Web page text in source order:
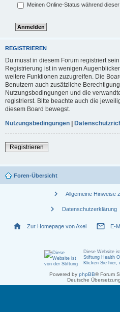
Meinen Online-Status während
REGISTRIEREN
Du musst in diesem Forum registriert
Registrierung ist in wenigen
weitere Funktionen zuzugreifen. Die
Benutzern auch zusätzliche
Nutzungsbedingungen und die
registrierst. Bitte beachte auch die
diesem Board bewegst.
Nutzungsbedingungen |
Registrieren
Foren-Übersicht
chevron_right Allgemeine Hinweise
chevron_right Datenschutzerklärung
home Zur Homepage von Axel mail_outline E-
Diese Website
Stiftung Health
Klicken Sie hier,
Powered by phpBB® Forum
Deutsche